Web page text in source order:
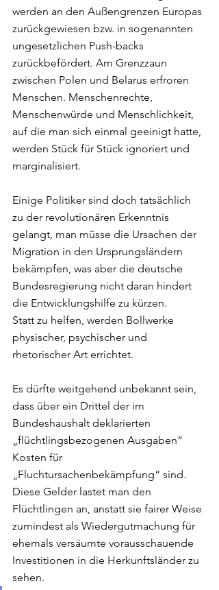
werden an den Außengrenzen Europas
zurückgewiesen bzw. in sogenannten
ungesetzlichen Push-backs
zurückbefördert. Am Grenzzaun
zwischen Polen und Belarus erfroren
Menschen. Menschenrechte,
Menschenwürde und Menschlichkeit,
auf die man sich einmal geeinigt hatte,
werden Stück für Stück ignoriert und
marginalisiert.
Einige Politiker sind doch tatsächlich
zu der revolutionären Erkenntnis
gelangt, man müsse die Ursachen der
Migration in den Ursprungsländern
bekämpfen, was aber die deutsche
Bundesregierung nicht daran hindert
die Entwicklungshilfe zu kürzen.
Statt zu helfen, werden Bollwerke
physischer, psychischer und
rhetorischer Art errichtet.
Es dürfte weitgehend unbekannt sein,
dass über ein Drittel der im
Bundeshaushalt deklarierten
„flüchtlingsbezogenen Ausgaben“
Kosten für
„Fluchtursachenbekämpfung“ sind.
Diese Gelder lastet man den
Flüchtlingen an, anstatt sie fairer Weise
zumindest als Wiedergutmachung für
ehemals versäumte vorausschauende
Investitionen in die Herkunftsländer zu
sehen.